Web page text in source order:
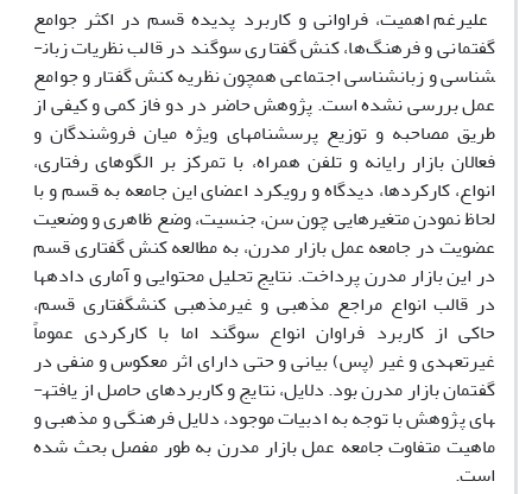
علیرغم اهمیت، فراوانی و کاربرد پدیده قسم در اکثر جوامع
گفتمانی و فرهنگ‌ها، کنش گفتاری سوگند در قالب نظریات زبان­
شناسی و زبان­شناسی اجتماعی همچون نظریه کنش گفتار و جوامع
عمل بررسی نشده است. پژوهش حاضر در دو فاز کمی و کیفی از
طریق مصاحبه و توزیع پرسشنامه­ای ویژه میان فروشندگان و
فعالان بازار رایانه و تلفن همراه، با تمرکز بر الگوهای رفتاری،
انواع، کارکردها، دیدگاه و رویکرد اعضای این جامعه به قسم و با
لحاظ نمودن متغیرهایی چون سن، جنسیت، وضع ظاهری و وضعیت
عضویت در جامعه عمل بازار مدرن، به مطالعه کنش گفتاری قسم
در این بازار مدرن پرداخت. نتایج تحلیل محتوایی و آماری داده­ها
در قالب انواع مراجع مذهبی و غیرمذهبی کنش­گفتاری قسم،
حاکی از کاربرد فراوان انواع سوگند اما با کارکردی عموماً
غیرتعهدی و غیر (پس) ­بیانی و حتی دارای اثر معکوس و منفی در
گفتمان بازار مدرن بود. دلایل، نتایج و کاربردهای حاصل از یافته­
های پژوهش با توجه به ادبیات موجود، دلایل فرهنگی و مذهبی و
ماهیت متفاوت جامعه عمل بازار مدرن به طور مفصل بحث شده
است.